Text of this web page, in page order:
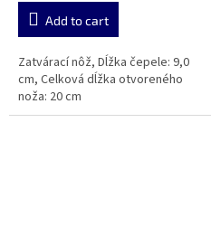
Add to cart
Zatvárací nôž, Dĺžka čepele: 9,0
cm, Celková dĺžka otvoreného
noža: 20 cm